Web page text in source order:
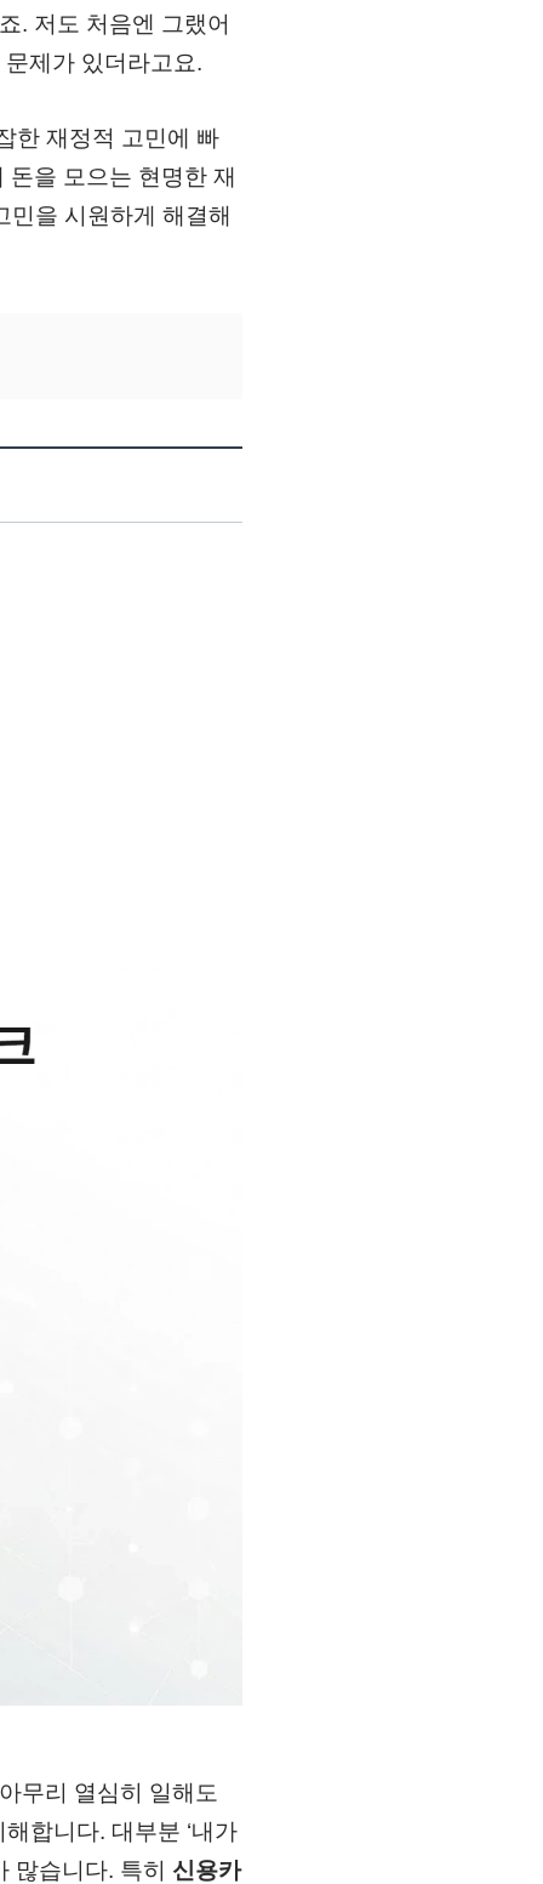
. 저도 처음엔 그랬어
문제가 있더라고요.
한 재정적 고민에 빠
을 모으는 현명한 재
을 시원하게 해결해
무리 열심히 일해도
합니다. 대부분 ‘내가
많습니다. 특히 신용카